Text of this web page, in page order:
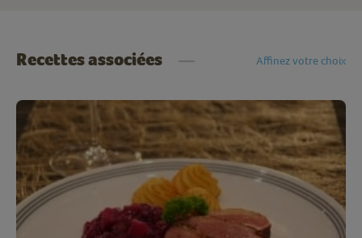
Recettes associées Affinez votre choix